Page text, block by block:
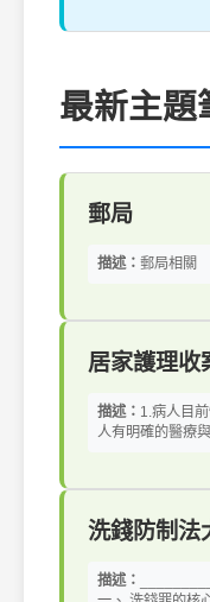
最新主題
郵局
描述： 郵局相關
居家護理收
描述： 1.病人目
人有明確的醫療
洗錢防制法
描述：